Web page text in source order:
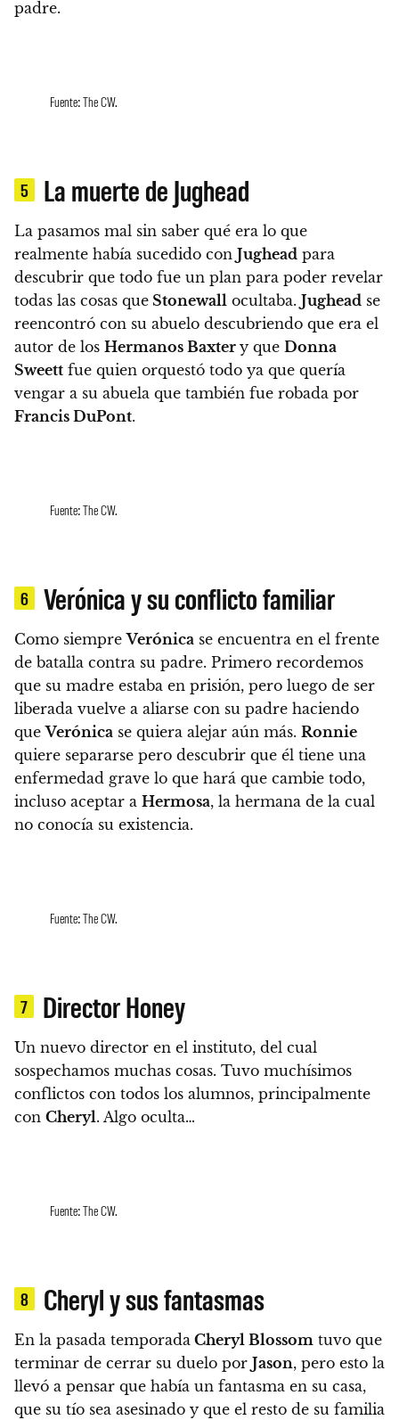
padre.
Fuente: The CW.
5 La muerte de Jughead
La pasamos mal sin saber qué era lo que
realmente había sucedido con Jughead para
descubrir que todo fue un plan para poder revelar
todas las cosas que Stonewall ocultaba. Jughead se
reencontró con su abuelo descubriendo que era el
autor de los Hermanos Baxter y que Donna
Sweett fue quien orquestó todo ya que quería
vengar a su abuela que también fue robada por
Francis DuPont.
Fuente: The CW.
6 Verónica y su conflicto familiar
Como siempreVerónica se encuentra en el frente
de batalla contra su padre. Primero recordemos
que su madre estaba en prisión, pero luego de ser
liberada vuelve a aliarse con su padre haciendo
queVerónica se quiera alejar aún más. Ronnie
quiere separarse pero descubrir que él tiene una
enfermedad grave lo que hará que cambie todo,
incluso aceptar a Hermosa, la hermana de la cual
no conocía su existencia.
Fuente: The CW.
7 Director Honey
Un nuevo director en el instituto, del cual
sospechamos muchas cosas. Tuvo muchísimos
conflictos con todos los alumnos, principalmente
con Cheryl. Algo oculta…
Fuente: The CW.
8 Cheryl y sus fantasmas
En la pasada temporada Cheryl Blossom tuvo que
terminar de cerrar su duelo por Jason, pero esto la
llevó a pensar que había un fantasma en su casa,
que su tío sea asesinado y que el resto de su familia